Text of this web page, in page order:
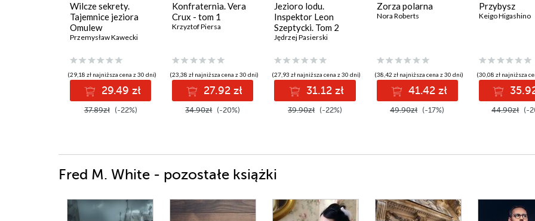
Wilcze sekrety.
Tajemnice jeziora
Omulew
Przemysław Kawecki
(29,18 zł najniższa cena z 30 dni)
29.49 zł
37.89zł (-22%)
Konfraternia. Vera
Crux - tom 1
Krzyztof Piersa
(23,38 zł najniższa cena z 30 dni)
27.92 zł
34.90zł (-20%)
Jezioro lodu.
Inspektor Leon
Szeptycki. Tom 2
Jędrzej Pasierski
(27,93 zł najniższa cena z 30 dni)
31.12 zł
39.90zł (-22%)
Zorza polarna
Nora Roberts
(38,42 zł najniższa cena z 30 dni)
41.42 zł
49.90zł (-17%)
Przybysz
Keigo Higashino
(30,08 zł najniższa
44.90zł (-
Fred M. White - pozostałe książki